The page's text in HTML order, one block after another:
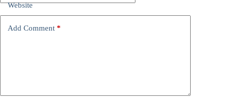
Website
Add Comment *